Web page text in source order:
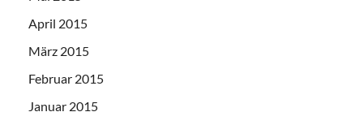
April 2015
März 2015
Februar 2015
Januar 2015